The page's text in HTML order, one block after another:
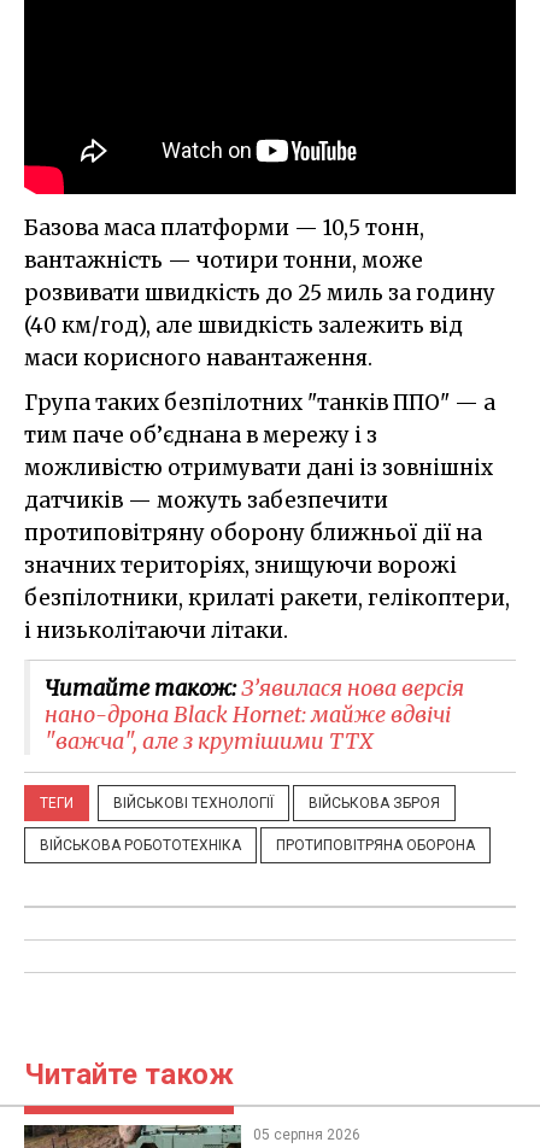
Базова маса платформи — 10,5 тонн,
вантажність — чотири тонни, може
розвивати швидкість до 25 миль за годину
(40 км/год), але швидкість залежить від
маси корисного навантаження.
Група таких безпілотних "танків ППО" — а
тим паче об’єднана в мережу і з
можливістю отримувати дані із зовнішніх
датчиків — можуть забезпечити
протиповітряну оборону ближньої дії на
значних територіях, знищуючи ворожі
безпілотники, крилаті ракети, гелікоптери,
і низьколітаючи літаки.
Читайте також:З’явилася нова версія
нано-дрона Black Hornet: майже вдвічі
"важча", але з крутішими ТТХ
ТЕГИ ВІЙСЬКОВІ ТЕХНОЛОГІЇ ВІЙСЬКОВА ЗБРОЯ
ВІЙСЬКОВА РОБОТОТЕХНІКА ПРОТИПОВІТРЯНА ОБОРОНА
Читайте також
05 серпня 2026